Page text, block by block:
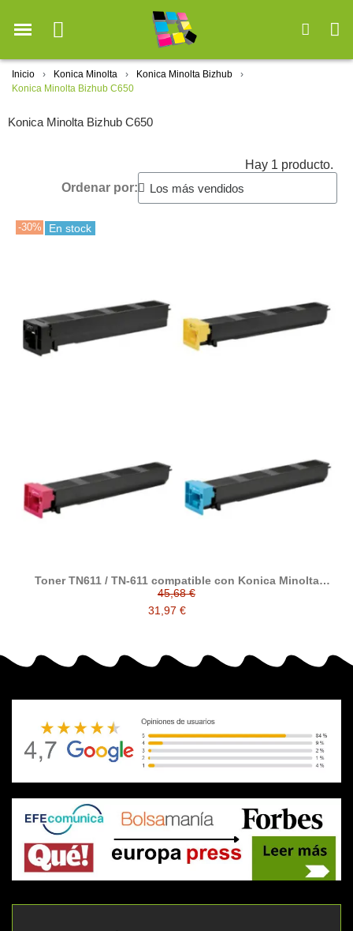
Inicio Konica Minolta
Konica Minolta Bizhub
Konica Minolta Bizhub C650
Konica Minolta Bizhub C650
Hay 1 producto.
Ordenar por:
-30% En stock
Toner TN611 / TN-611 compatible con Konica Minolta
Bizhub C 550 / 650
45,68 €
31,97 €